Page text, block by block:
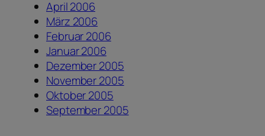
April 2006
März 2006
Februar 2006
Januar 2006
Dezember 2005
November 2005
Oktober 2005
September 2005